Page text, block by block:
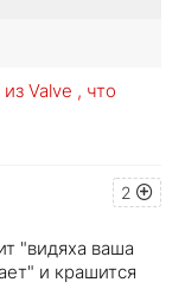
Valve , что
2
"видяха ваша
и крашится